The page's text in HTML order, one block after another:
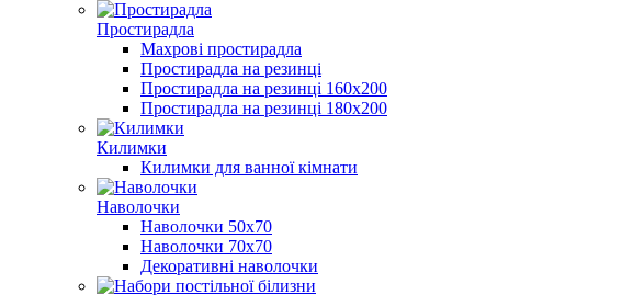
Простирадла
Махрові простирадла
Простирадла на резинці
Простирадла на резинці 160х200
Простирадла на резинці 180х200
Килимки
Килимки для ванної кімнати
Наволочки
Наволочки 50х70
Наволочки 70х70
Декоративні наволочки